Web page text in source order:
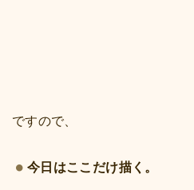
ですので、
今日はここだけ描く。